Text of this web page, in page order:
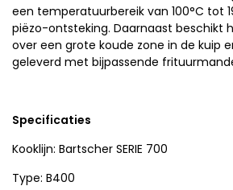
een temperatuurbereik van 100°C tot
piëzo-ontsteking. Daarnaast beschikt
over een grote koude zone in de kuip
geleverd met bijpassende
Specificaties
Kooklijn: Bartscher SERIE 700
Type: B400